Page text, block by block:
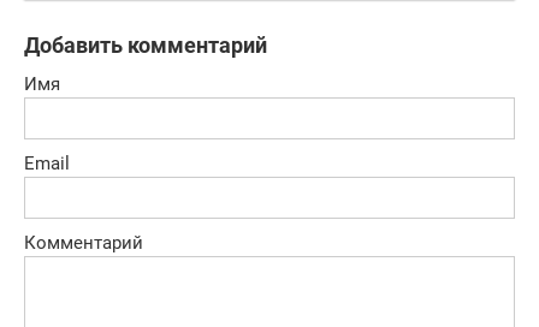
Добавить комментарий
Имя
Email
Комментарий